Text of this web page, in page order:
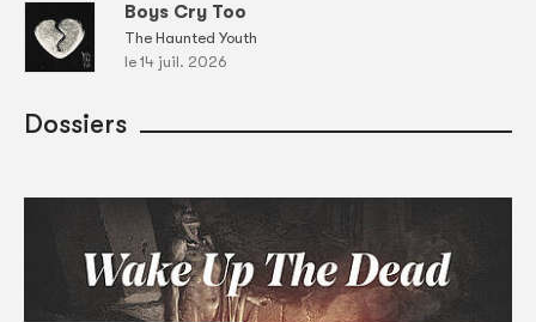
Boys Cry Too
The Haunted Youth
le 14 juil. 2026
Dossiers